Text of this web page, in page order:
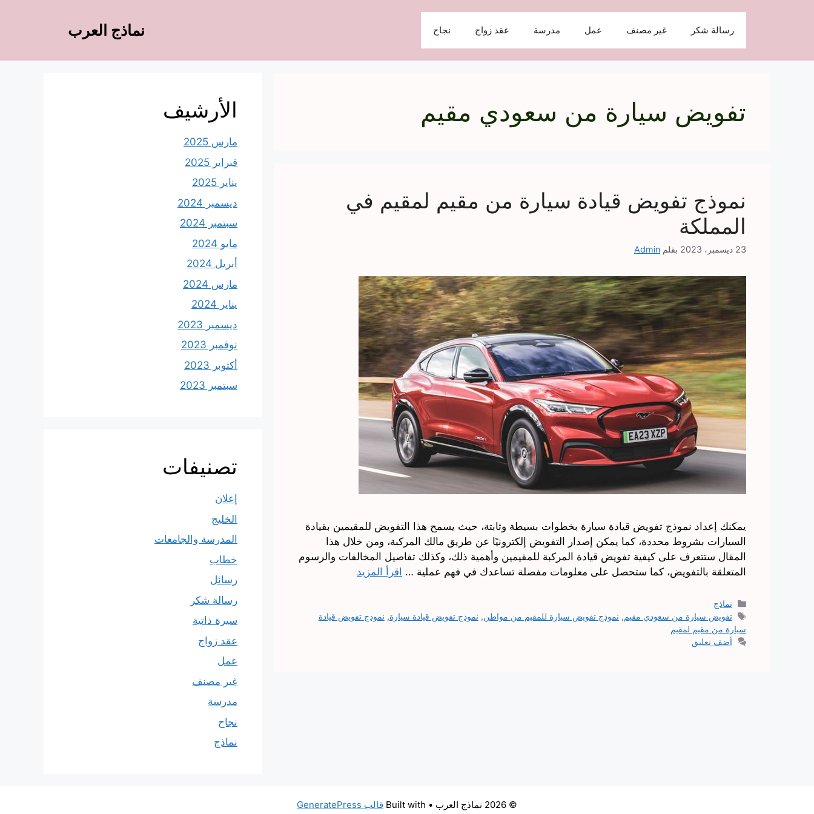
نماذج العرب رسالة شكر غير مصنف عمل مدرسة عقد زواج نجاح
تفويض سيارة من سعودي مقيم
نموذج تفويض قيادة سيارة من مقيم لمقيم في
المملكة
23 ديسمبر، 2023 بقلم Admin
يمكنك إعداد نموذج تفويض قيادة سيارة بخطوات بسيطة وثابتة، حيث يسمح هذا التفويض للمقيمين بقيادة
السيارات بشروط محددة، كما يمكن إصدار التفويض إلكترونيًا عن طريق مالك المركبة، ومن خلال هذا
المقال ستتعرف على كيفية تفويض قيادة المركبة للمقيمين وأهمية ذلك، وكذلك تفاصيل المخالفات والرسوم
المتعلقة بالتفويض، كما ستحصل على معلومات مفصلة تساعدك في فهم عملية … اقرأ المزيد
التصنيفات
نماذج
الوسوم
تفويض سيارة من سعودي مقيم, نموذج تفويض سيارة للمقيم من مواطن, نموذج تفويض قيادة سيارة, نموذج تفويض قيادة
سيارة من مقيم لمقيم
أضف تعليق
الأرشيف
مارس 2025
فبراير 2025
يناير 2025
ديسمبر 2024
سبتمبر 2024
مايو 2024
أبريل 2024
مارس 2024
يناير 2024
ديسمبر 2023
نوفمبر 2023
أكتوبر 2023
سبتمبر 2023
تصنيفات
إعلان
الخليج
المدرسة والجامعات
خطاب
رسائل
رسالة شكر
سيرة ذاتية
عقد زواج
عمل
غير مصنف
مدرسة
نجاح
نماذج
© 2026 نماذج العرب • Built with قالب GeneratePress